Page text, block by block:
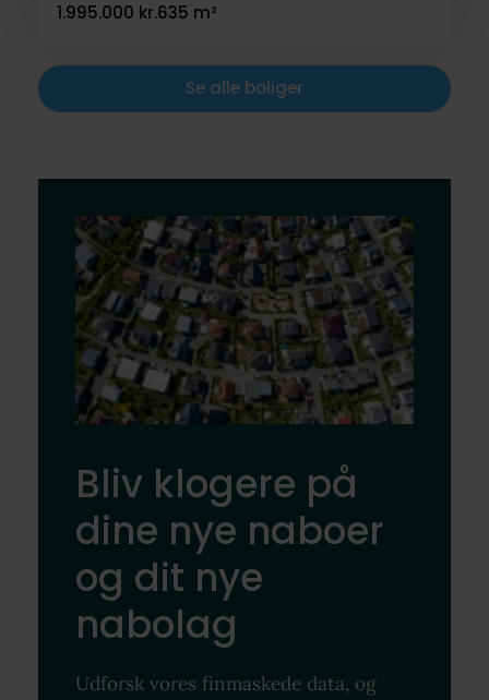
1.995.000 kr.635 m²
Se alle boliger
Bliv klogere på
dine nye naboer
og dit nye
nabolag
Udforsk vores finmaskede data, og